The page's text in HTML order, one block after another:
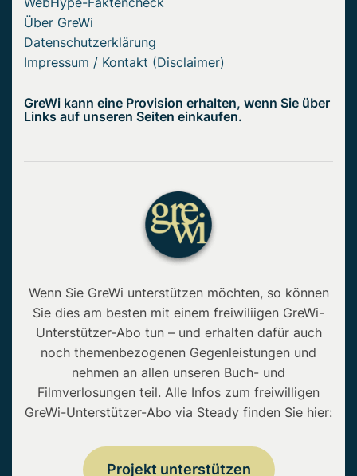
Über GreWi
Datenschutzerklärung
Impressum / Kontakt (Disclaimer)
GreWi kann eine Provision erhalten, wenn Sie über
Links auf unseren Seiten einkaufen.
Wenn Sie GreWi unterstützen möchten, so können
Sie dies am besten mit einem freiwiliigen GreWi-
Unterstützer-Abo tun – und erhalten dafür auch
noch themenbezogenen Gegenleistungen und
nehmen an allen unseren Buch- und
Filmverlosungen teil. Alle Infos zum freiwilligen
GreWi-Unterstützer-Abo via Steady finden Sie hier:
Projekt unterstützen